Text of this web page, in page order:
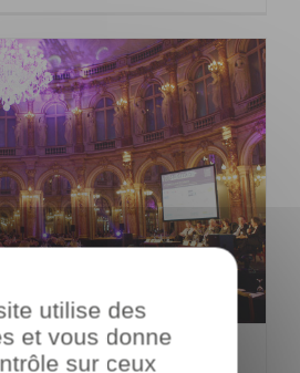
utilise des
et vous donne
sur ceux